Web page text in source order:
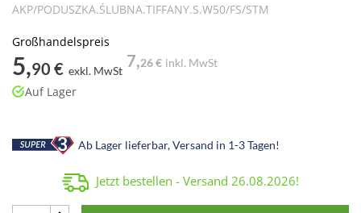
AKP/PODUSZKA.ŚLUBNA.TIFFANY.S.W50/FS/STM
Großhandelspreis
5,90 € exkl. MwSt
7,26 € inkl. MwSt
Auf Lager
Ab Lager lieferbar, Versand in 1-3 Tagen!
Jetzt bestellen - Versand 26.08.2026!